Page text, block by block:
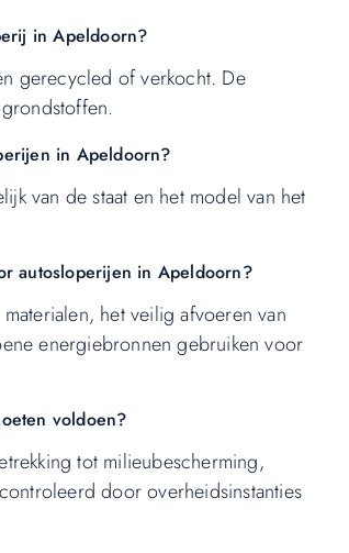
in Apeldoorn?
gerecycled of verkocht. De
in Apeldoorn?
van de staat en het model van het
autosloperijen in Apeldoorn?
het veilig afvoeren van
energiebronnen gebruiken voor
voldoen?
tot milieubescherming,
door overheidsinstanties